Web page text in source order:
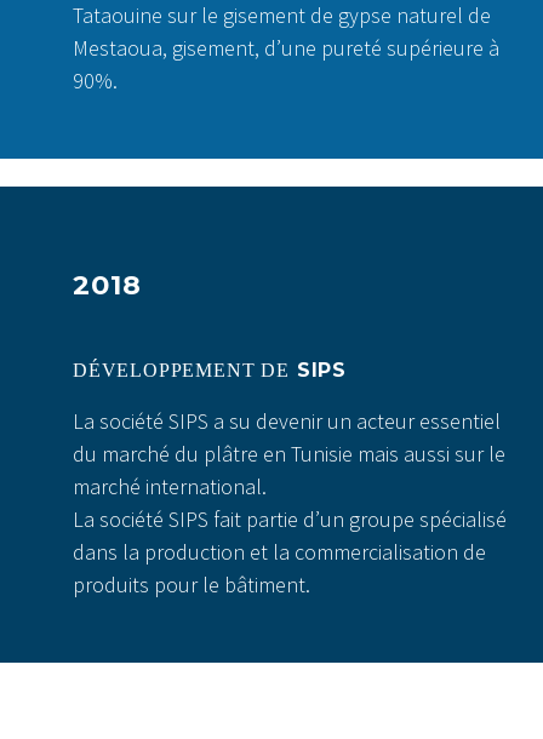
Tataouine sur le gisement de gypse naturel de
Mestaoua, gisement, d’une pureté supérieure à
90%.
2018
DÉVELOPPEMENT DE SIPS
La société SIPS a su devenir un acteur essentiel
du marché du plâtre en Tunisie mais aussi sur le
marché international.
La société SIPS fait partie d’un groupe spécialisé
dans la production et la commercialisation de
produits pour le bâtiment.